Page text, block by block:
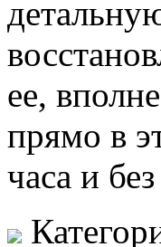
ее,
прямо в
часа и